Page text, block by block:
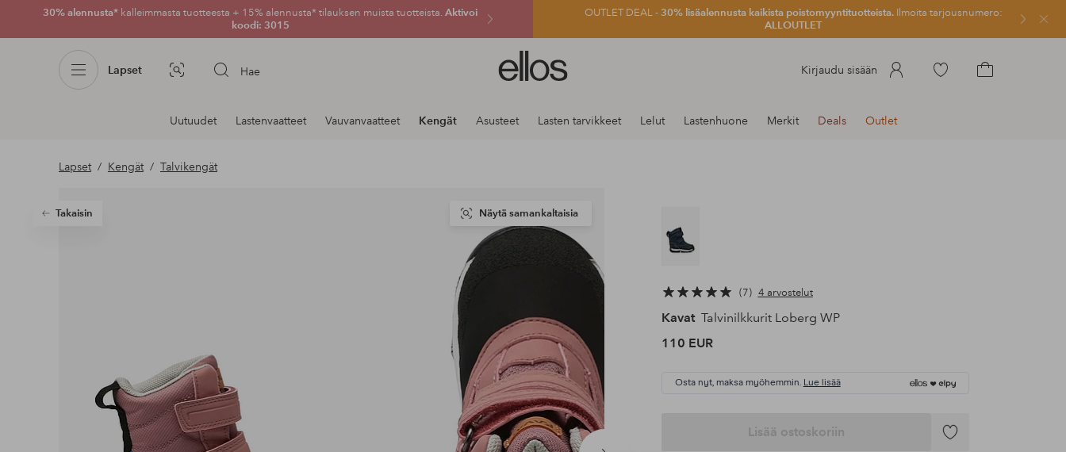
30% alennusta* kalleimmasta tuotteesta + 15% alennusta* tilauksen muista tuotteista. Aktivoi
koodi: 3015
OUTLET DEAL -30% lisäalennusta kaikista poistomyyntituotteista.Ilmoita tarjousnumero:
ALLOUTLET
Sulje
Lapset Kuvahaku Hae
Ellos-
logo
siirry
Kirjaudu sisään
Siirry
osastoilla
Uutuudet Lastenvaatteet Vauvanvaatteet Kengät Asusteet Lasten tarvikkeet Lelut Lastenhuone Merkit Deals Outlet
Lapset Kengät Talvikengät
Takaisin Näytä samankaltaisia
7 4 arvostelut
Kavat Talvinilkkurit Loberg WP
110 EUR
Osta nyt, maksa myöhemmin. Lue lisää
Lisää ostoskoriin
Lisää